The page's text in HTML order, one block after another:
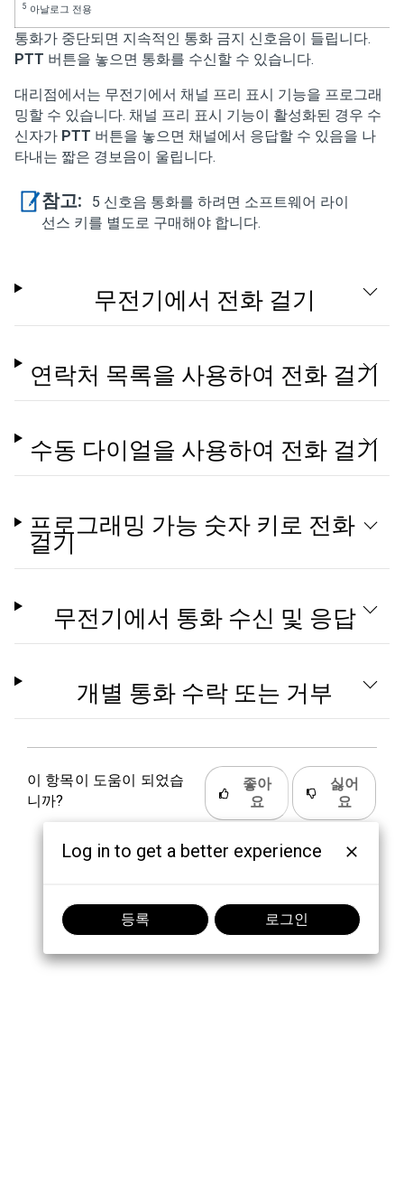
5 아날로그 전용
통화가 중단되면 지속적인 통화 금지 신호음이 들립니다.
PTT 버튼을 놓으면 통화를 수신할 수 있습니다.
대리점에서는 무전기에서 채널 프리 표시 기능을 프로그래
밍할 수 있습니다. 채널 프리 표시 기능이 활성화된 경우 수
신자가 PTT 버튼을 놓으면 채널에서 응답할 수 있음을 나
타내는 짧은 경보음이 울립니다.
참고:
5 신호음 통화를 하려면 소프트웨어 라이
선스 키를 별도로 구매해야 합니다.
무전기에서 전화 걸기
연락처 목록을 사용하여 전화 걸기
수동 다이얼을 사용하여 전화 걸기
프로그래밍 가능 숫자 키로 전화
걸기
무전기에서 통화 수신 및 응답
개별 통화 수락 또는 거부
이 항목이 도움이 되었습
니까?
좋아
요
싫어
요
Log in to get a better experience
등록 로그인